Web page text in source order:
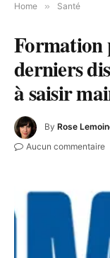
Home » Santé
Formation
derniers
à saisir
By Rose
Aucun commentaire